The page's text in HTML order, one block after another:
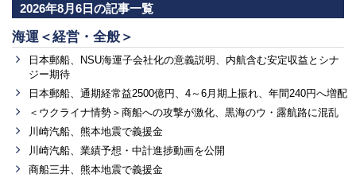
2026年8月6日の記事一覧
海運＜経営・全般＞
日本郵船、NSU海運子会社化の意義説明、内航含む安定収益とシナ
ジー期待
日本郵船、通期経常益2500億円、4～6月期上振れ、年間240円へ増配
＜ウクライナ情勢＞商船への攻撃が激化、黒海のウ・露航路に混乱
川崎汽船、熊本地震で義援金
川崎汽船、業績予想・中計進捗動画を公開
商船三井、熊本地震で義援金